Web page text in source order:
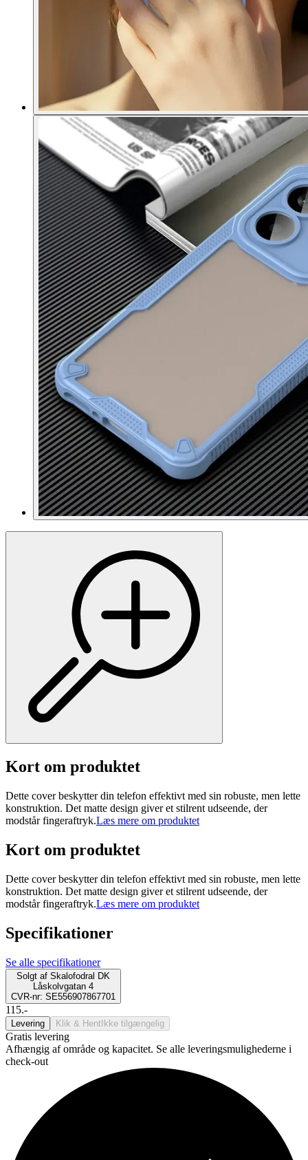
Kort om produktet
Dette cover beskytter din telefon effektivt med sin robuste, men lette
konstruktion. Det matte design giver et stilrent udseende, der
modstår fingeraftryk.Læs mere om produktet
Kort om produktet
Dette cover beskytter din telefon effektivt med sin robuste, men lette
konstruktion. Det matte design giver et stilrent udseende, der
modstår fingeraftryk.Læs mere om produktet
Specifikationer
Se alle specifikationer
Solgt af Skalofodral DK
Låskolvgatan 4
CVR-nr: SE556907867701
115.-
Levering Klik & Hent Ikke tilgængelig
Gratis levering
Afhængig af område og kapacitet. Se alle leveringsmulighederne i
check-out